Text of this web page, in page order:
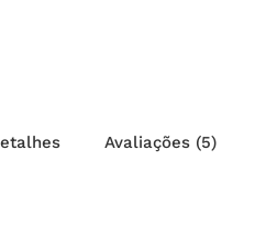
Avaliações (5)